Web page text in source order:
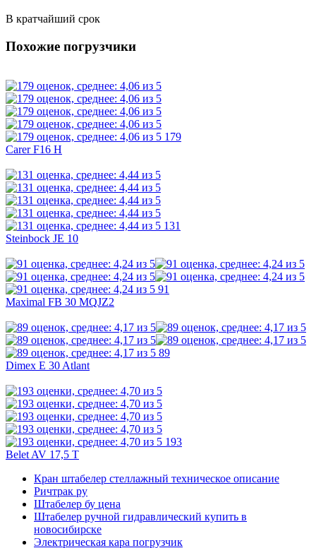
В кратчайший срок
Похожие погрузчики
179
Carer F16 H
131
Steinbock JE 10
91
Maximal FB 30 MQJZ2
89
Dimex E 30 Atlant
193
Belet AV 17,5 T
Кран штабелер стеллажный техническое описание
Ричтрак ру
Штабелер бу цена
Штабелер ручной гидравлический купить в
новосибирске
Электрическая кара погрузчик